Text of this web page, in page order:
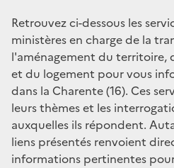
Retrouvez ci-dessous les
ministères en charge de la
l'aménagement du territoire,
et du logement pour vous
dans la Charente (16). Ces
leurs thèmes et les
auxquelles ils répondent.
liens présentés renvoient
informations pertinentes